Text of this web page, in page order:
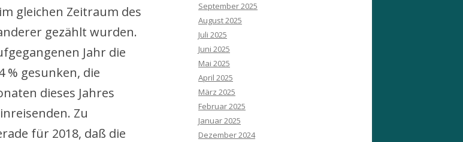
gleichen Zeitraum des
gezählt wurden.
Jahr die
% gesunken, die
dieses Jahres
Zu
für 2018, daß die
September 2025
August 2025
Juli 2025
Juni 2025
Mai 2025
April 2025
März 2025
Februar 2025
Januar 2025
Dezember 2024